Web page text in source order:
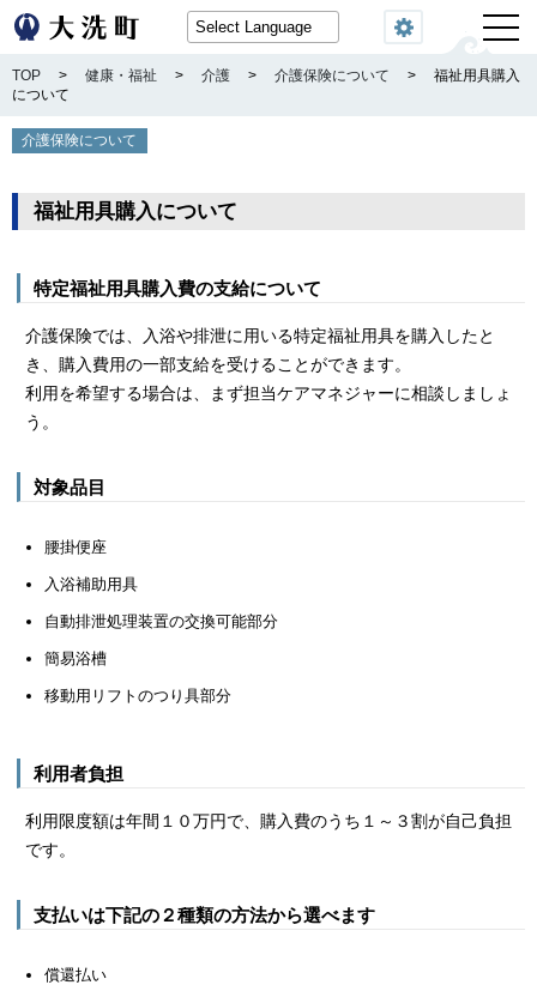
閲覧機能
TOP > 健康・福祉 > 介護 > 介護保険について >
福祉用具購入
について
介護保険について
福祉用具購入について
特定福祉用具購入費の支給について
介護保険では、入浴や排泄に用いる特定福祉用具を購入したと
き、購入費用の一部支給を受けることができます。
利用を希望する場合は、まず担当ケアマネジャーに相談しましょ
う。
対象品目
腰掛便座
入浴補助用具
自動排泄処理装置の交換可能部分
簡易浴槽
移動用リフトのつり具部分
利用者負担
利用限度額は年間１０万円で、購入費のうち１～３割が自己負担
です。
支払いは下記の２種類の方法から選べます
償還払い